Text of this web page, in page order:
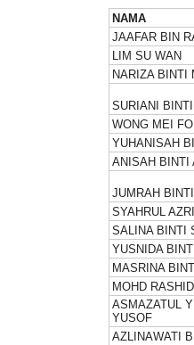
NAMA
JAAFAR BIN
LIM SU WAN
NARIZA BINTI
SURIANI
WONG MEI
YUHANISAH
ANISAH BINTI
JUMRAH
SYAHRUL
SALINA BINTI
YUSNIDA
MASRINA
MOHD
ASMAZATUL
YUSOF
AZLINAWATI